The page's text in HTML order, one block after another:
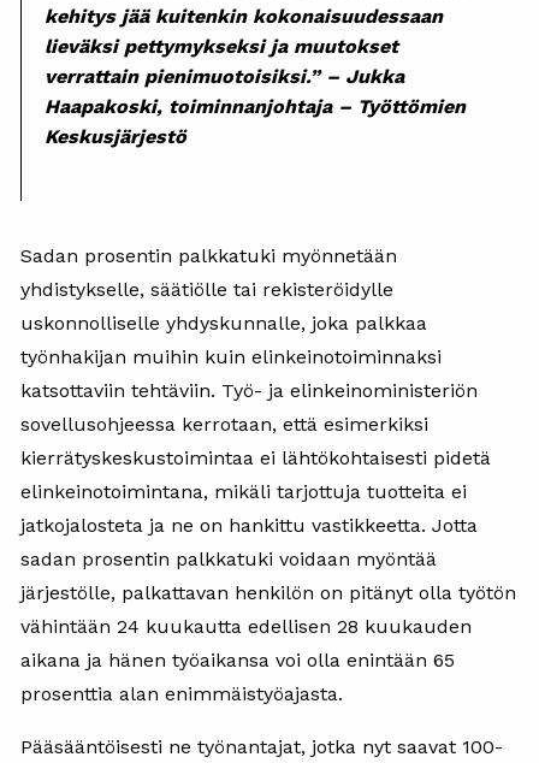
kehitys jää kuitenkin kokonaisuudessaan
lieväksi pettymykseksi ja muutokset
verrattain pienimuotoisiksi.” – Jukka
Haapakoski, toiminnanjohtaja – Työttömien
Keskusjärjestö
Sadan prosentin palkkatuki myönnetään
yhdistykselle, säätiölle tai rekisteröidylle
uskonnolliselle yhdyskunnalle, joka palkkaa
työnhakijan muihin kuin elinkeinotoiminnaksi
katsottaviin tehtäviin. Työ- ja elinkeinoministeriön
sovellusohjeessa kerrotaan, että esimerkiksi
kierrätyskeskustoimintaa ei lähtökohtaisesti pidetä
elinkeinotoimintana, mikäli tarjottuja tuotteita ei
jatkojalosteta ja ne on hankittu vastikkeetta. Jotta
sadan prosentin palkkatuki voidaan myöntää
järjestölle, palkattavan henkilön on pitänyt olla työtön
vähintään 24 kuukautta edellisen 28 kuukauden
aikana ja hänen työaikansa voi olla enintään 65
prosenttia alan enimmäistyöajasta.
Pääsääntöisesti ne työnantajat, jotka nyt saavat 100-